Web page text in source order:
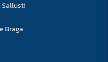
Sallusti
Braga